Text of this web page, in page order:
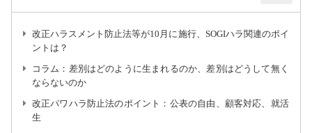
改正ハラスメント防止法等が10月に施行、SOGIハラ関連のポイ
ントは？
コラム：差別はどのように生まれるのか、差別はどうして無く
ならないのか
改正パワハラ防止法のポイント：公表の自由、顧客対応、就活
生